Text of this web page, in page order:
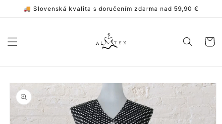
🚚 Slovenská kvalita s doručením zdarma nad 59,90 €
Košík
informácie
produkte